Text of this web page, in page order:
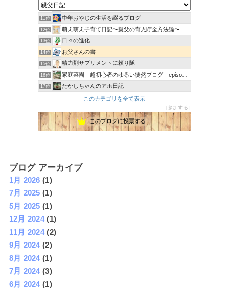
10位 山の中の中年おやじ
11位 中年おやじの生活を綴るブログ
12位 萌え萌え子育て日記〜親父の育児貯金方法論〜
13位 日々の進化
14位 お父さんの書
15位 精力剤サプリメントに頼り隊
16位 家庭菜園 超初心者のゆるい徒然ブログ episode２
17位 たかしちゃんのアホ日記
のぶ親父の戯言！？
20位 坂の上から鶴は翔んでいく
21位 札幌 山鼻より。私にとっての普通の暮らし。
このカテゴリを全て表示
参加する
このブログに投票する
ブログ アーカイブ
1月 2026 (1)
7月 2025 (1)
5月 2025 (1)
12月 2024(1)
11月 2024(2)
9月 2024(2)
8月 2024(1)
7月 2024(3)
6月 2024(1)